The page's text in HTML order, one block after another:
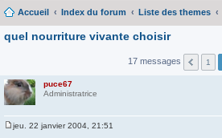
Accueil Index du forum Liste des themes
quel nourriture vivante choisir
17 messages 1
puce67
Administratrice
M
jeu. 22 janvier 2004, 21:51